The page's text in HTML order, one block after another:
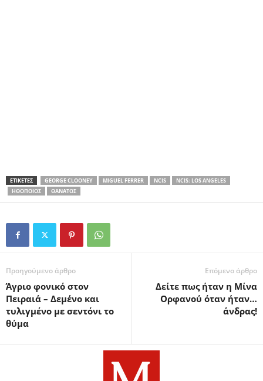
ΕΤΙΚΕΤΕΣ GEORGE CLOONEY MIGUEL FERRER NCIS
NCIS: LOS ANGELES
ΗΘΟΠΟΙΌΣ
ΘΆΝΑΤΟΣ
Προηγούμενο άρθρο
Άγριο φονικό στον
Πειραιά – Δεμένο και
τυλιγμένο με σεντόνι το
θύμα
Επόμενο άρθρο
Δείτε πως ήταν η Μίνα
Ορφανού όταν ήταν…
άνδρας!